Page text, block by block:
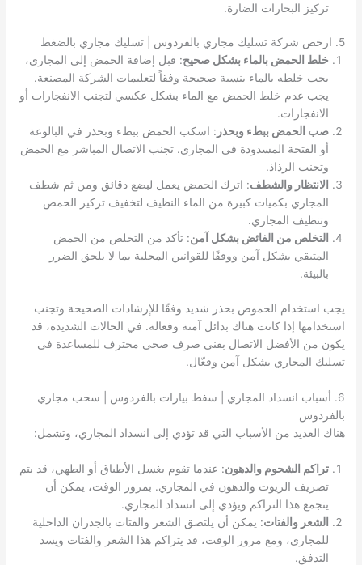
تركيز البخارات الضارة.
5. ارخص شركة تسليك مجاري بالفردوس | تسليك مجاري بالضغط
خلط الحمض بالماء بشكل صحيح: قبل إضافة الحمض إلى المجاري،
يجب خلطه بالماء بنسبة صحيحة وفقاً لتعليمات الشركة المصنعة.
يجب عدم خلط الحمض مع الماء بشكل عكسي لتجنب الانفجارات أو
الانفجارات.
صب الحمض ببطء وبحذر : اسكب الحمض ببطء وبحذر في البالوعة
أو الفتحة المسدودة في المجاري. تجنب الاتصال المباشر مع الحمض
وتجنب الرذاذ.
الانتظار والشطف: اترك الحمض يعمل لبضع دقائق ومن ثم شطف
المجاري بكميات كبيرة من الماء النظيف لتخفيف تركيز الحمض
وتنظيف المجاري.
التخلص من الفائض بشكل آمن: تأكد من التخلص من الحمض
المتبقي بشكل آمن ووفقًا للقوانين المحلية بما لا يلحق الضرر
بالبيئة.
يجب استخدام الحموض بحذر شديد وفقًا للإرشادات الصحيحة وتجنب
استخدامها إذا كانت هناك بدائل آمنة وفعالة. في الحالات الشديدة، قد
يكون من الأفضل الاتصال بفني صرف صحي محترف للمساعدة في
تسليك المجاري بشكل آمن وفعّال.
6. أسباب انسداد المجاري | سفط بيارات بالفردوس | سحب مجاري
بالفردوس
هناك العديد من الأسباب التي قد تؤدي إلى انسداد المجاري، وتشمل:
تراكم الشحوم والدهون: عندما تقوم بغسل الأطباق أو الطهي، قد يتم
تصريف الزيوت والدهون في المجاري. بمرور الوقت، يمكن أن
يتجمع هذا التراكم ويؤدي إلى انسداد المجاري.
الشعر والفتات: يمكن أن يلتصق الشعر والفتات بالجدران الداخلية
للمجاري، ومع مرور الوقت، قد يتراكم هذا الشعر والفتات ويسد
التدفق.